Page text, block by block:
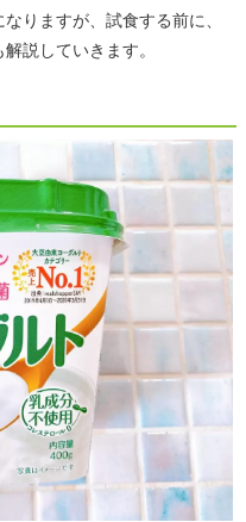
りますが、試食する前に、
説していきます。